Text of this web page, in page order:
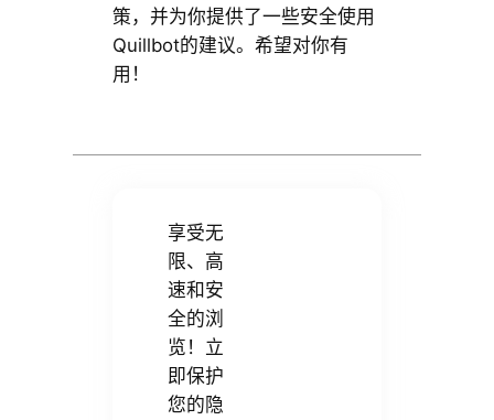
策，并为你提供了一些安全使用
Quillbot的建议。希望对你有
用！
享受无
限、高
速和安
全的浏
览！立
即保护
您的隐